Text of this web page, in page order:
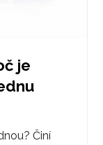
je
Činí